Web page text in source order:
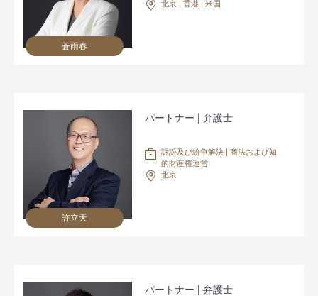
蒼雨春
北京 | 香港 | 米国
許立天
パートナー | 弁護士
訴訟及び紛争解決 | 商法および知
的財産権運営
北京
パートナー | 弁護士